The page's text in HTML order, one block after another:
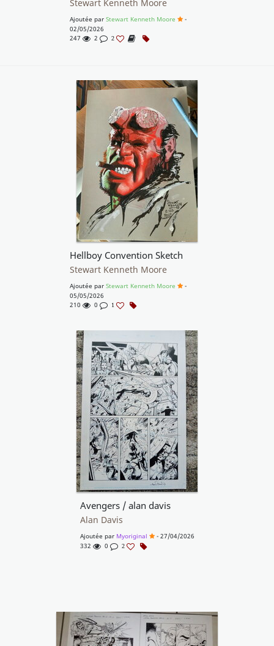
Stewart Kenneth Moore
Ajoutée par Stewart Kenneth Moore
-
02/05/2026
247
2 2
Hellboy Convention Sketch
Stewart Kenneth Moore
Ajoutée par Stewart Kenneth Moore
-
05/05/2026
210
0 1
Avengers / alan davis
Alan Davis
Ajoutée par Myoriginal
- 27/04/2026
332
0 2